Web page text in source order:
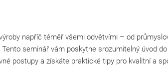
napříč téměř všemi odvětvími – od
seminář vám poskytne srozumitelný úvod
postupy a získáte praktické tipy pro kvalitní a